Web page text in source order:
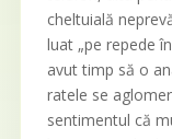
cheltuială
luat „pe repede
avut timp să o
ratele se
sentimentul că